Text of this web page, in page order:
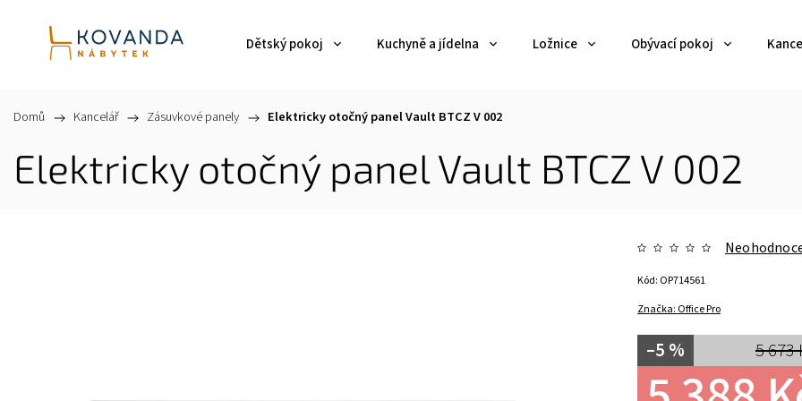
Dětský pokoj Kuchyně a jídelna Ložnice Obývací pokoj
Domů / Kancelář / Zásuvkové panely / Elektricky otočný panel Vault BTCZ V 002
Elektricky otočný panel Vault BTCZ V 002
Značka: Office Pro
5 673
–5 %
Kód: OP714561